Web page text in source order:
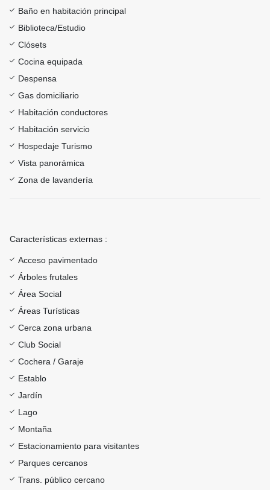
Baño en habitación principal
Biblioteca/Estudio
Clósets
Cocina equipada
Despensa
Gas domiciliario
Habitación conductores
Habitación servicio
Hospedaje Turismo
Vista panorámica
Zona de lavandería
Características externas :
Acceso pavimentado
Árboles frutales
Área Social
Áreas Turísticas
Cerca zona urbana
Club Social
Cochera / Garaje
Establo
Jardín
Lago
Montaña
Estacionamiento para visitantes
Parques cercanos
Trans. público cercano